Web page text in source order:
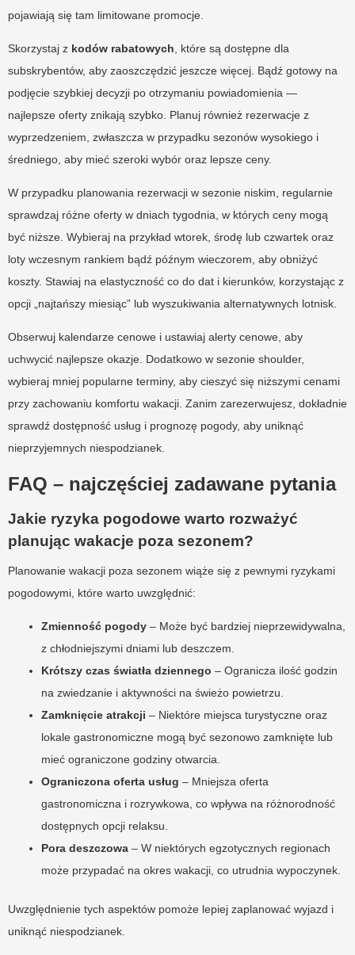
pojawiają się tam limitowane promocje.
Skorzystaj z kodów rabatowych , które są dostępne dla
subskrybentów, aby zaoszczędzić jeszcze więcej. Bądź gotowy na
podjęcie szybkiej decyzji po otrzymaniu powiadomienia —
najlepsze oferty znikają szybko. Planuj również rezerwacje z
wyprzedzeniem, zwłaszcza w przypadku sezonów wysokiego i
średniego, aby mieć szeroki wybór oraz lepsze ceny.
W przypadku planowania rezerwacji w sezonie niskim, regularnie
sprawdzaj różne oferty w dniach tygodnia, w których ceny mogą
być niższe. Wybieraj na przykład wtorek, środę lub czwartek oraz
loty wczesnym rankiem bądź późnym wieczorem, aby obniżyć
koszty. Stawiaj na elastyczność co do dat i kierunków, korzystając z
opcji „najtańszy miesiąc” lub wyszukiwania alternatywnych lotnisk.
Obserwuj kalendarze cenowe i ustawiaj alerty cenowe, aby
uchwycić najlepsze okazje. Dodatkowo w sezonie shoulder,
wybieraj mniej popularne terminy, aby cieszyć się niższymi cenami
przy zachowaniu komfortu wakacji. Zanim zarezerwujesz, dokładnie
sprawdź dostępność usług i prognozę pogody, aby uniknąć
nieprzyjemnych niespodzianek.
FAQ – najczęściej zadawane pytania
Jakie ryzyka pogodowe warto rozważyć
planując wakacje poza sezonem?
Planowanie wakacji poza sezonem wiąże się z pewnymi ryzykami
pogodowymi, które warto uwzględnić:
Zmienność pogody – Może być bardziej nieprzewidywalna,
z chłodniejszymi dniami lub deszczem.
Krótszy czas światła dziennego – Ogranicza ilość godzin
na zwiedzanie i aktywności na świeżo powietrzu.
Zamknięcie atrakcji – Niektóre miejsca turystyczne oraz
lokale gastronomiczne mogą być sezonowo zamknięte lub
mieć ograniczone godziny otwarcia.
Ograniczona oferta usług – Mniejsza oferta
gastronomiczna i rozrywkowa, co wpływa na różnorodność
dostępnych opcji relaksu.
Pora deszczowa – W niektórych egzotycznych regionach
może przypadać na okres wakacji, co utrudnia wypoczynek.
Uwzględnienie tych aspektów pomoże lepiej zaplanować wyjazd i
uniknąć niespodzianek.